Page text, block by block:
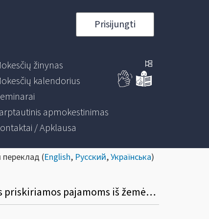
Prisijungti
žinynas
kalendorius
apmokestinimas
/ Apklausa
(English, Русский,Українська)
Ar ūkininkui pardavus savo ūkyje užaugintas sraiges ir pievagrybius, gautos pajamos bus priskiriamos pajamoms iš žemės ūkio veiklos?